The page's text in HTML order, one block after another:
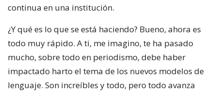
continua en una institución.
¿Y qué es lo que se está haciendo? Bueno, ahora es
todo muy rápido. A ti, me imagino, te ha pasado
mucho, sobre todo en periodismo, debe haber
impactado harto el tema de los nuevos modelos de
lenguaje. Son increíbles y todo, pero todo avanza